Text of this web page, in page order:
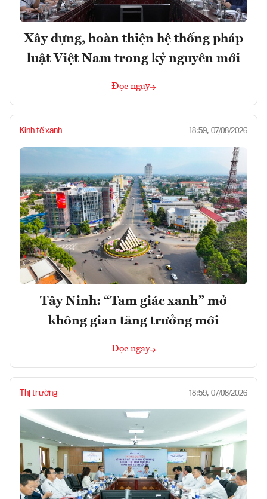
Xây dựng, hoàn thiện hệ thống pháp
luật Việt Nam trong kỷ nguyên mới
Đọc ngay
Kinh tế xanh 18:59, 07/08/2026
Tây Ninh: “Tam giác xanh” mở
không gian tăng trưởng mới
Đọc ngay
Thị trường 18:59, 07/08/2026